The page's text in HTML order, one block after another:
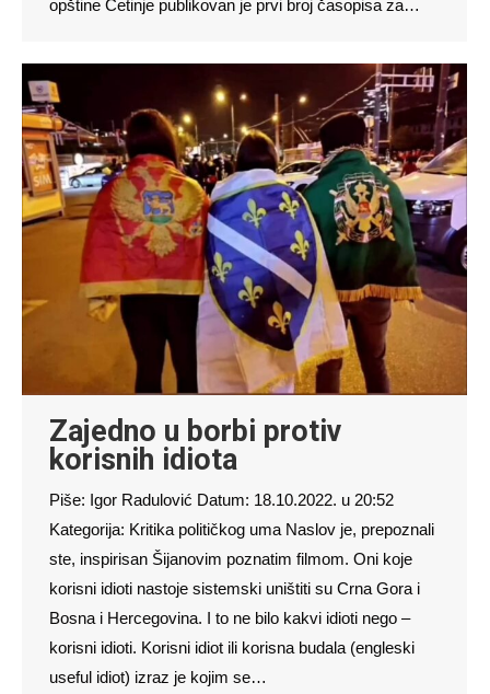
opštine Cetinje publikovan je prvi broj časopisa za…
Zajedno u borbi protiv
korisnih idiota
Piše: Igor Radulović Datum: 18.10.2022. u 20:52
Kategorija: Kritika političkog uma Naslov je, prepoznali
ste, inspirisan Šijanovim poznatim filmom. Oni koje
korisni idioti nastoje sistemski uništiti su Crna Gora i
Bosna i Hercegovina. I to ne bilo kakvi idioti nego –
korisni idioti. Korisni idiot ili korisna budala (engleski
useful idiot) izraz je kojim se…